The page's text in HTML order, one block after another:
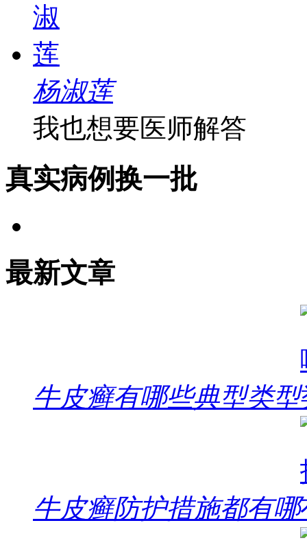
杨淑莲
我也想要医师解答
真实病例换一批
最新文章
牛皮癣有哪些典型类型
牛皮癣防护措施都有哪